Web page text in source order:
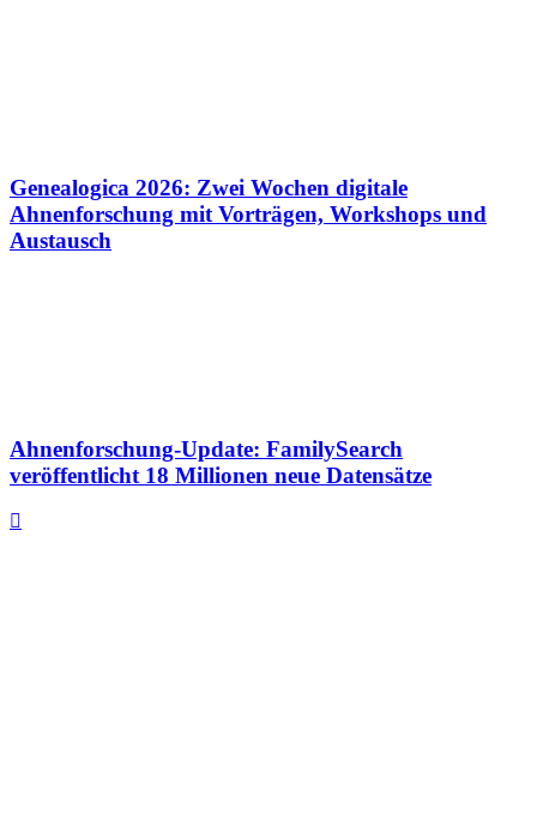
Genealogica 2026: Zwei Wochen digitale
Ahnenforschung mit Vorträgen, Workshops und
Austausch
Ahnenforschung-Update: FamilySearch
veröffentlicht 18 Millionen neue Datensätze